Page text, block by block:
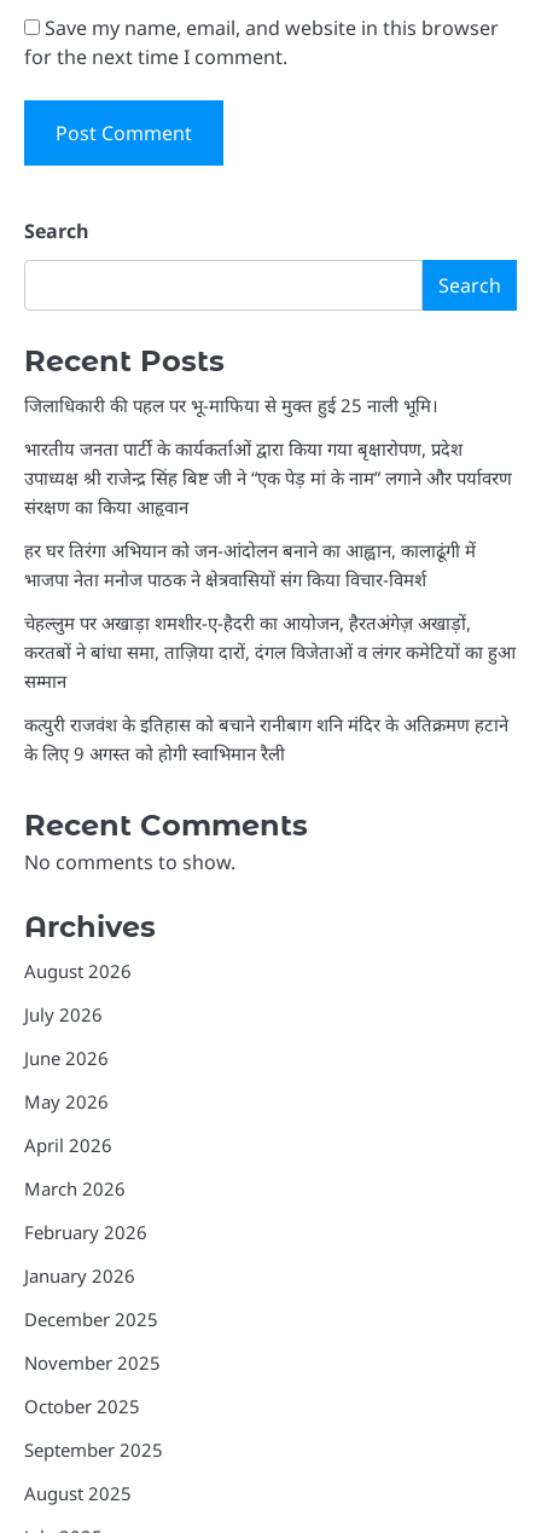
Save my name, email, and website in this browser
for the next time I comment.
Search
Search
Recent Posts
जिलाधिकारी की पहल पर भू-माफिया से मुक्त हुई 25 नाली भूमि।
भारतीय जनता पार्टी के कार्यकर्ताओं द्वारा किया गया बृक्षारोपण, प्रदेश
उपाध्यक्ष श्री राजेन्द्र सिंह बिष्ट जी ने “एक पेड़ मां के नाम” लगाने और पर्यावरण
संरक्षण का किया आहृवान
हर घर तिरंगा अभियान को जन-आंदोलन बनाने का आह्वान, कालाढूंगी में
भाजपा नेता मनोज पाठक ने क्षेत्रवासियों संग किया विचार-विमर्श
चेहल्लुम पर अखाड़ा शमशीर-ए-हैदरी का आयोजन, हैरतअंगेज़ अखाड़ों,
करतबों ने बांधा समा, ताज़िया दारों, दंगल विजेताओं व लंगर कमेटियों का हुआ
सम्मान
कत्युरी राजवंश के इतिहास को बचाने रानीबाग शनि मंदिर के अतिक्रमण हटाने
के लिए 9 अगस्त को होगी स्वाभिमान रैली
Recent Comments
No comments to show.
Archives
August 2026
July 2026
June 2026
May 2026
April 2026
March 2026
February 2026
January 2026
December 2025
November 2025
October 2025
September 2025
August 2025